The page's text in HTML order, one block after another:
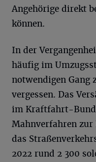
Angehörige direkt
können.
In der
häufig im
notwendigen Gang
vergessen. Das
im Kraftfahrt-
Mahnverfahren zur
das
2022 rund 2 300